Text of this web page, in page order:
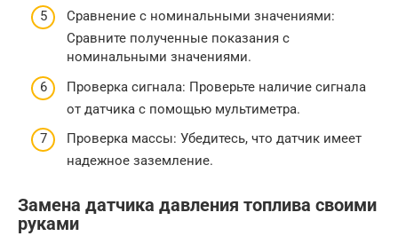
Сравнение с номинальными значениями:
Сравните полученные показания с
номинальными значениями.
Проверка сигнала: Проверьте наличие сигнала
от датчика с помощью мультиметра.
Проверка массы: Убедитесь, что датчик имеет
надежное заземление.
Замена датчика давления топлива своими
руками